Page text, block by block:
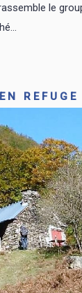
le
REFUGE